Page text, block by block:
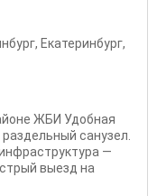
, Екатеринбург,
ЖБИ Удобная
санузел.
—
выезд нa